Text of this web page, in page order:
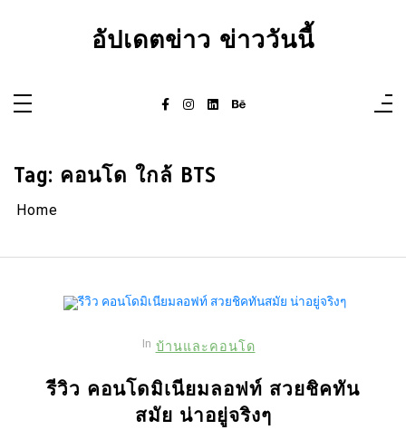
อัปเดตข่าว ข่าววันนี้
Tag: คอนโด ใกล้ BTS
Home
In บ้านและคอนโด
รีวิว คอนโดมิเนียมลอฟท์ สวยชิคทัน
สมัย น่าอยู่จริงๆ